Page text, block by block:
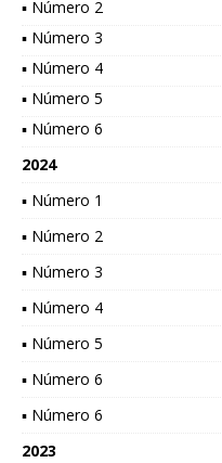
▪ Número 2
▪ Número 3
▪ Número 4
▪ Número 5
▪ Número 6
2024
▪ Número 1
▪ Número 2
▪ Número 3
▪ Número 4
▪ Número 5
▪ Número 6
▪ Número 6
2023